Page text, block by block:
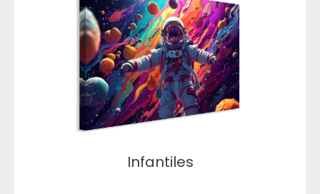
Infantiles